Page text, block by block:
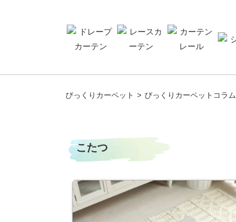
びっくりカーペット びっくりカーペットコラム
こたつ